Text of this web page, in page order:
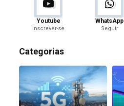
Youtube
Inscrever-se
WhatsApp
Seguir
Categorias